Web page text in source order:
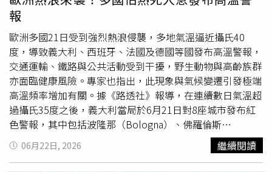
弱。緊急醫療援救服務隊（EMRS）立即為其進行初步檢查
與急救處置，隨後送往醫院接受進一步治療與觀察。目前警
方尚未公布男子失聯期間的具體經過及身體不適原因，相關
情況仍待進一步調查釐清。莫哈末沙隆也藉此事件呼籲民
眾，若遇到緊急狀況應第一時間撥打999報案，避免延誤黃
金救援時間。他強調，民眾自行發動搜尋行動不僅可能增加
安全風險，也可能影響救援效率，甚至造成「危機中的危
機」，因此應透過正式通報機制，讓相關單位能夠有序且安
全地展開救援工作。
報
歐洲多國21日受到強烈熱浪侵襲，多地氣溫逼近攝氏40
度，導致義大利、西班牙、法國及德國等國發布高溫警報，
交通運輸、鐵路與公共活動受到干擾，野生動物與高齡族群
亦面臨健康風險。專家也指出，此現象與氣候變遷引發極端
高溫頻率增加有關。據《路透社》報導，在連續數日氣溫超
過攝氏35度之後，義大利當局於6月21日對8座城市發布紅
色警報，其中包括波隆那（Bologna）、佛羅倫斯
（Florence）、米蘭（Milan）及杜林（Turin）。這波氣溫
飆升主要是由一股來自撒哈拉沙漠（Sahara）的熱空氣團向
北移動所造成，而推動這股熱空氣的則是一個被稱為「非洲
06月22日, 2026 繼續閱讀